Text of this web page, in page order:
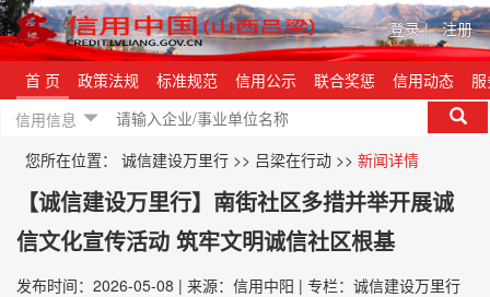
登录| 注册
首 页 政策法规 标准规范 信用公示 联合奖惩 信用动态
信用信息
您所在位置： 诚信建设万里行 >> 吕梁在行动 >> 新闻详情
【诚信建设万里行】南街社区多措并举开展诚
信文化宣传活动 筑牢文明诚信社区根基
发布时间：2026-05-08 | 来源：信用中阳 | 专栏：诚信建设万里行